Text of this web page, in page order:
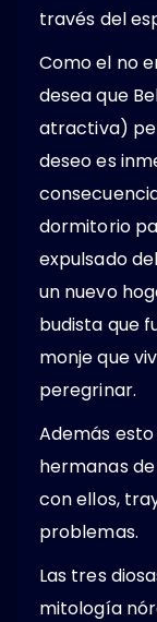
través del
Como el no
desea que
atractiva)
deseo es
dormitorio
expulsado
un nuevo
budista que
monje que
peregrinar.
Además
hermanas de
con ellos,
problemas.
Las tres
mitología